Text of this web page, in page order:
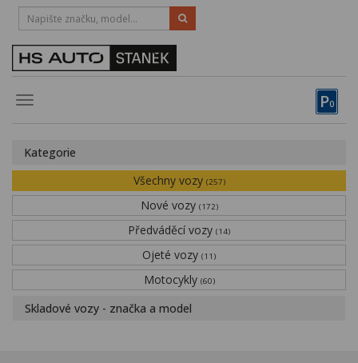
P0
Toggle
HOTLINE:
STRAKONICE-383 335 366
Obytné vozy
Financování
Novinky
Kategorie
Všechny vozy (257)
Nové vozy (172)
Předváděcí vozy (14)
Ojeté vozy (11)
Motocykly (60)
Skladové vozy - značka a model